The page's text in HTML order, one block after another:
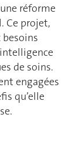
réforme
Ce projet,
besoins
de soins.
engagées
qu’elle